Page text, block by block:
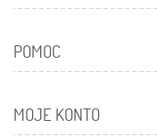
POMOC
MOJE KONTO